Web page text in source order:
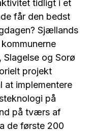
tidligt i et
får den bedst
Sjællands
og Sorø
projekt
at implementere
på
på tværs af
de første 200